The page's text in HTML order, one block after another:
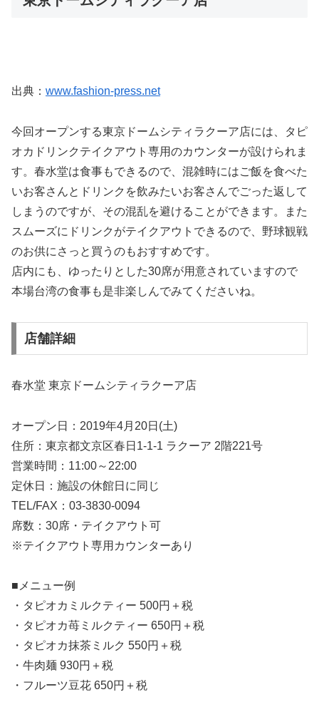
出典： www.fashion-press.net
今回オープンする東京ドームシティラクーア店には、タピ
オカドリンクテイクアウト専用のカウンターが設けられま
す。春水堂は食事もできるので、混雑時にはご飯を食べた
いお客さんとドリンクを飲みたいお客さんでごった返して
しまうのですが、その混乱を避けることができます。また
スムーズにドリンクがテイクアウトできるので、野球観戦
のお供にさっと買うのもおすすめです。
店内にも、ゆったりとした30席が用意されていますので
本場台湾の食事も是非楽しんでみてくださいね。
店舗詳細
春水堂 東京ドームシティラクーア店
オープン日：2019年4月20日(土)
住所：東京都文京区春日1-1-1 ラクーア 2階221号
営業時間：11:00～22:00
定休日：施設の休館日に同じ
TEL/FAX：03-3830-0094
席数：30席・テイクアウト可
※テイクアウト専用カウンターあり
■メニュー例
・タピオカミルクティー 500円＋税
・タピオカ苺ミルクティー 650円＋税
・タピオカ抹茶ミルク 550円＋税
・牛肉麺 930円＋税
・フルーツ豆花 650円＋税